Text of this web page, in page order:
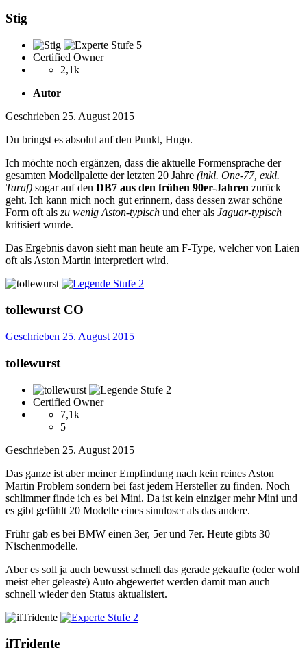
Stig
Certified Owner
2,1k
Autor
Geschrieben 25. August 2015
Du bringst es absolut auf den Punkt, Hugo.
Ich möchte noch ergänzen, dass die aktuelle Formensprache der
gesamten Modellpalette der letzten 20 Jahre (inkl. One-77, exkl.
Taraf) sogar auf den DB7 aus den frühen 90er-Jahren zurück
geht. Ich kann mich noch gut erinnern, dass dessen zwar schöne
Form oft als zu wenig Aston-typisch und eher als Jaguar-typisch
kritisiert wurde.
Das Ergebnis davon sieht man heute am F-Type, welcher von Laien
oft als Aston Martin interpretiert wird.
tollewurst CO
Geschrieben 25. August 2015
tollewurst
Certified Owner
7,1k
5
Geschrieben 25. August 2015
Das ganze ist aber meiner Empfindung nach kein reines Aston
Martin Problem sondern bei fast jedem Hersteller zu finden. Noch
schlimmer finde ich es bei Mini. Da ist kein einziger mehr Mini und
es gibt gefühlt 20 Modelle eines sinnloser als das andere.
Frühr gab es bei BMW einen 3er, 5er und 7er. Heute gibts 30
Nischenmodelle.
Aber es soll ja auch bewusst schnell das gerade gekaufte (oder wohl
meist eher geleaste) Auto abgewertet werden damit man auch
schnell wieder den Status aktualisiert.
ilTridente